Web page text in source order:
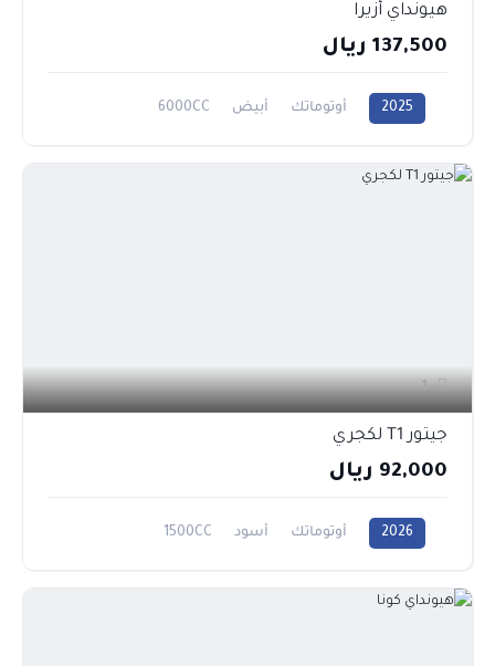
هيونداي أزيرا
137,500 ريال
2025 أوتوماتك أبيض 6000CC
1
جيتور T1 لكجري
92,000 ريال
2026 أوتوماتك أسود 1500CC